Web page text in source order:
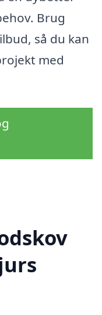
Brug
så du kan
med